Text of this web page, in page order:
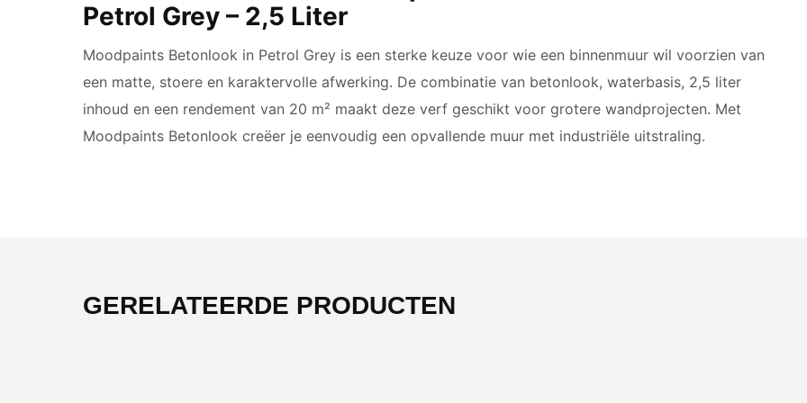
Petrol Grey – 2,5 Liter
Moodpaints Betonlook in Petrol Grey is een sterke keuze voor wie een binnenmuur wil voorzien van
een matte, stoere en karaktervolle afwerking. De combinatie van betonlook, waterbasis, 2,5 liter
inhoud en een rendement van 20 m² maakt deze verf geschikt voor grotere wandprojecten. Met
Moodpaints Betonlook creëer je eenvoudig een opvallende muur met industriële uitstraling.
GERELATEERDE PRODUCTEN